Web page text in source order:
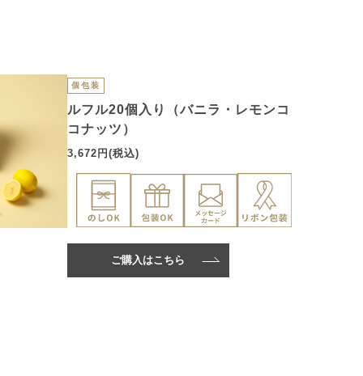
個包装
ルフル20個入り（バニラ・レモンコ
コナッツ）
3,672円(税込)
ご購入はこちら